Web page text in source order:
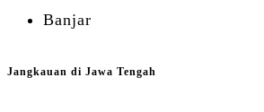
Banjar
Jangkauan di Jawa Tengah